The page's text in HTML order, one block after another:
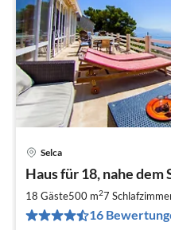
Selca
Haus für 18, nahe dem
18 Gäste500 m27
16